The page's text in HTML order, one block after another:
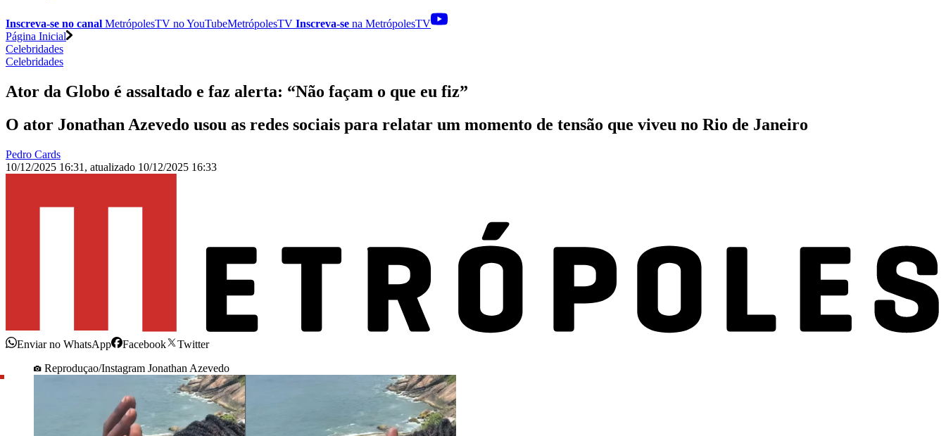
Inscreva-se no canal MetrópolesTV noYouTubeMetrópolesTV Inscreva-se na MetrópolesTV
Página Inicial
Celebridades
Celebridades
Ator da Globo é assaltado e faz alerta: “Não façam o que eu fiz”
O ator Jonathan Azevedo usou as redes sociais para relatar um momento de tensão que viveu no Rio de Janeiro
Pedro Cards
10/12/2025 16:31 , atualizado 10/12/2025 16:33
Enviar no WhatsApp Facebook
Twitter
Reproduçao/Instagram Jonathan Azevedo